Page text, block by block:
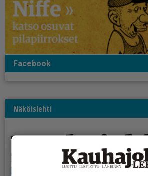
Facebook
Näköislehti